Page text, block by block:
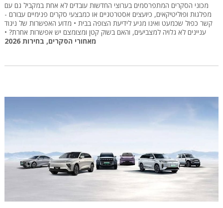
מכוני הסקרים המתפרסמים בערוצי החדשות עובדים לא אחת במקביל גם עם
מפלגות ופוליטיקאים, כיועצים אסטרטגיים או כמבצעי סקרים פנימיים עבורם -
קשר כפול שכמעט ואינו מגיע לידיעת הצופה בבית • מדוע האפשרות של ניגוד
עניינים לא גלויה למצביעים, והאם בשוק קטן ומצומצם יש אפשרות אחרת? •